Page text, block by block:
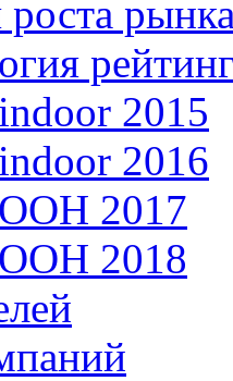
2015
2016
2017
2018